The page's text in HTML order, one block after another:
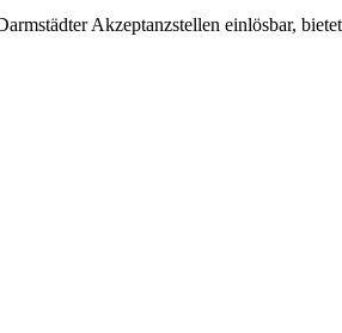
Akzeptanzstellen einlösbar,